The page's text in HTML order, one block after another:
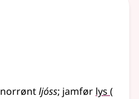
norrøntljóss; jamfør lys (